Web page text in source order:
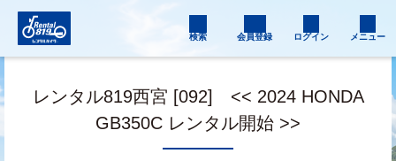
検索 会員登録 ログイン メニュー
レンタル819西宮 [092] << 2024 HONDA
GB350C レンタル開始 >>